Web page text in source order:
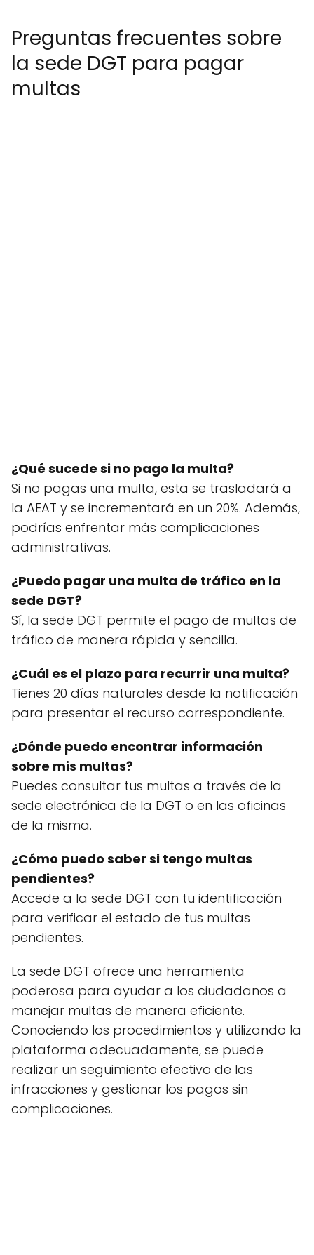
Preguntas frecuentes sobre
la sede DGT para pagar
multas
¿Qué sucede si no pago la multa?
Si no pagas una multa, esta se trasladará a
la AEAT y se incrementará en un 20%. Además,
podrías enfrentar más complicaciones
administrativas.
¿Puedo pagar una multa de tráfico en la
sede DGT?
Sí, la sede DGT permite el pago de multas de
tráfico de manera rápida y sencilla.
¿Cuál es el plazo para recurrir una multa?
Tienes 20 días naturales desde la notificación
para presentar el recurso correspondiente.
¿Dónde puedo encontrar información
sobre mis multas?
Puedes consultar tus multas a través de la
sede electrónica de la DGT o en las oficinas
de la misma.
¿Cómo puedo saber si tengo multas
pendientes?
Accede a la sede DGT con tu identificación
para verificar el estado de tus multas
pendientes.
La sede DGT ofrece una herramienta
poderosa para ayudar a los ciudadanos a
manejar multas de manera eficiente.
Conociendo los procedimientos y utilizando la
plataforma adecuadamente, se puede
realizar un seguimiento efectivo de las
infracciones y gestionar los pagos sin
complicaciones.